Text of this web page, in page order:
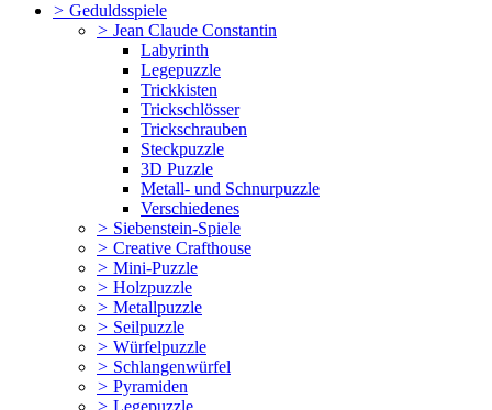
> Geduldsspiele
> Jean Claude Constantin
Labyrinth
Legepuzzle
Trickkisten
Trickschlösser
Trickschrauben
Steckpuzzle
3D Puzzle
Metall- und Schnurpuzzle
Verschiedenes
> Siebenstein-Spiele
> Creative Crafthouse
> Mini-Puzzle
> Holzpuzzle
> Metallpuzzle
> Seilpuzzle
> Würfelpuzzle
> Schlangenwürfel
> Pyramiden
> Legepuzzle